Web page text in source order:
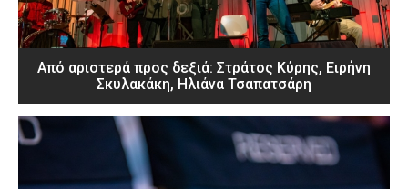
Από αριστερά προς δεξιά: Στράτος Κύρης, Ειρήνη
Σκυλακάκη, Ηλιάνα Τσαπατσάρη